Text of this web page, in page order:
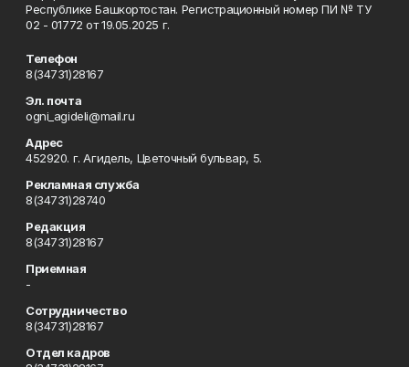
Республике Башкортостан. Регистрационный номер ПИ № ТУ
02 - 01772 от 19.05.2025 г.
Телефон
8(34731)28167
Эл. почта
ogni_agideli@mail.ru
Адрес
452920. г. Агидель, Цветочный бульвар, 5.
Рекламная служба
8(34731)28740
Редакция
8(34731)28167
Приемная
-
Сотрудничество
8(34731)28167
Отдел кадров